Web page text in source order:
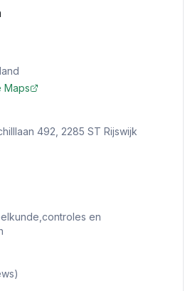
Maps
492, 2285 ST Rijswijk
en